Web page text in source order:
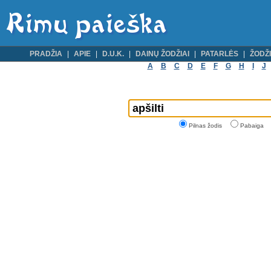
PRADŽIA APIE D.U.K. DAINŲ ŽODŽIAI PATARLĖS
A
B C D E F G H J
Pilnas žodis Pabaiga